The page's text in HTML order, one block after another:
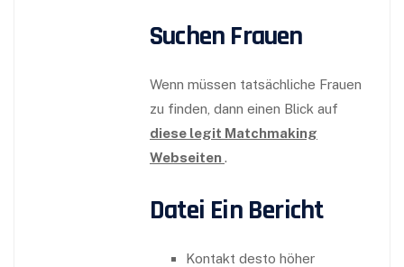
Suchen Frauen
Wenn müssen tatsächliche Frauen
zu finden, dann einen Blick auf
diese legit Matchmaking
Webseiten .
Datei Ein Bericht
Kontakt desto höher